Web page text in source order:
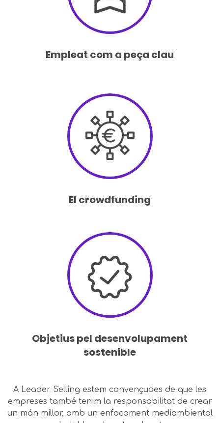
Empleat com a peça clau
El crowdfunding
Objetius pel desenvolupament
sostenible
A Leader Selling estem convençudes de que les
empreses també tenim la responsabilitat de crear
un món millor, amb un enfocament mediambiental